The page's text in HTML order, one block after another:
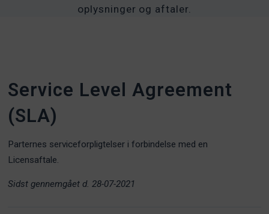
oplysninger og aftaler.
Service Level Agreement
(SLA)
Parternes serviceforpligtelser i forbindelse med en
Licensaftale.
Sidst gennemgået d. 28-07-2021